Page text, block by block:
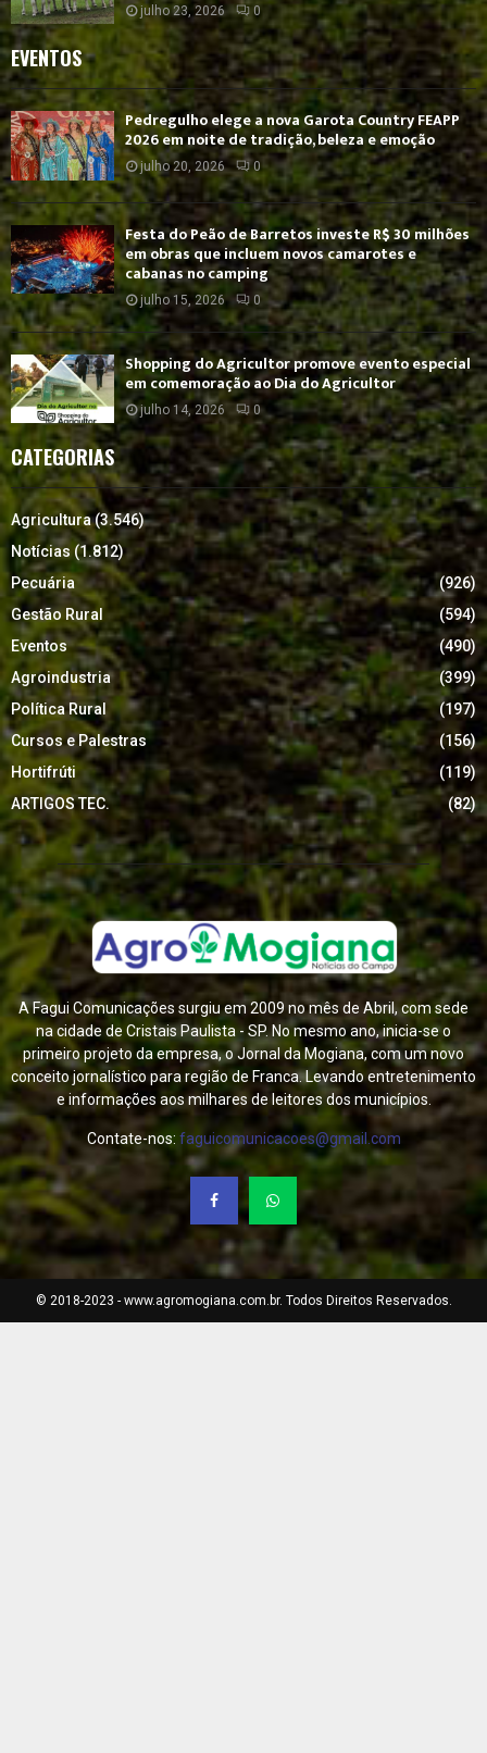
julho 23, 2026 0
EVENTOS
Pedregulho elege a nova Garota Country FEAPP
2026 em noite de tradição, beleza e emoção
julho 20, 2026 0
Festa do Peão de Barretos investe R$ 30 milhões
em obras que incluem novos camarotes e
cabanas no camping
julho 15, 2026 0
Shopping do Agricultor promove evento especial
em comemoração ao Dia do Agricultor
julho 14, 2026 0
CATEGORIAS
Agricultura(3.546)
Notícias (1.812)
Pecuária
(926)
Gestão Rural
(594)
Eventos
(490)
Agroindustria
(399)
Política Rural
(197)
Cursos e Palestras
(156)
Hortifrúti
(119)
ARTIGOS TEC.
(82)
A Fagui Comunicações surgiu em 2009 no mês de Abril, com sede
na cidade de Cristais Paulista - SP. No mesmo ano, inicia-se o
primeiro projeto da empresa, o Jornal da Mogiana, com um novo
conceito jornalístico para região de Franca. Levando entretenimento
e informações aos milhares de leitores dos municípios.
Contate-nos: faguicomunicacoes@gmail.com
© 2018-2023 - www.agromogiana.com.br. Todos Direitos Reservados.